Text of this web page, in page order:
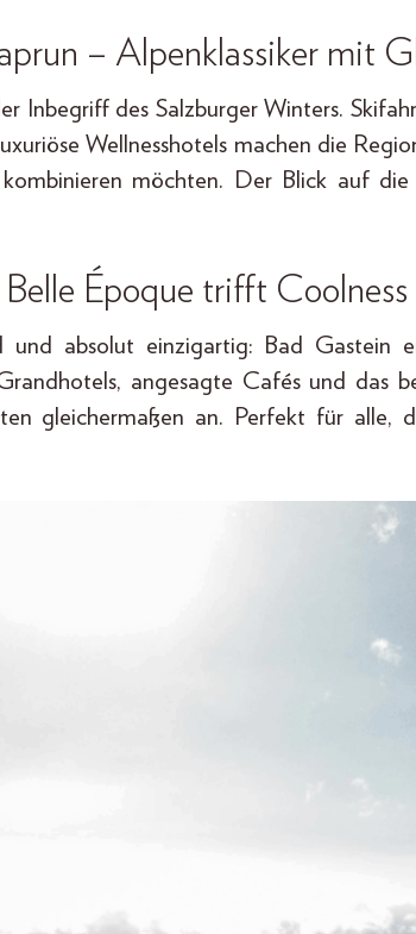
– Alpenklassiker mit
Inbegriff des Salzburger Winters.
Wellnesshotels machen die
möchten. Der Blick auf die
Époque trifft Coolness
und absolut einzigartig: Bad Gastein
angesagte Cafés und das
gleichermaßen an. Perfekt für alle,